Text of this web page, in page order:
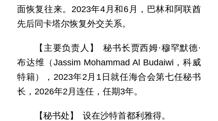
面恢复往来。2023年4月和6月，巴林和阿联酋
先后同卡塔尔恢复外交关系。
【主要负责人】 秘书长贾西姆·穆罕默德·
布达维（Jassim Mohammad Al Budaiwi，科威
特籍），2023年2月1日就任海合会第七任秘书
长，2026年2月连任，任期3年。
【秘书处】 设在沙特首都利雅得。